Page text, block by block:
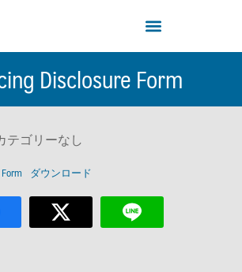
Disclosure Form
テゴリーなし
ダウンロード